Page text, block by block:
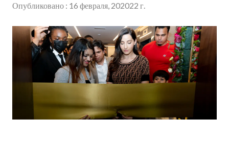
Опубликовано : 16 февраля, 202022 г.